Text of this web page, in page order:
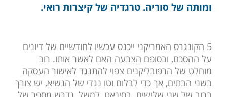
ומותה של סוריה. טרגדיה של קיצרות רואי.
5 הקונגרס האמריקני ייכנס עכשיו לחודשיים של דיונים
על ההסכם, ובסופם הצבעה האם לאשר אותו. רוב
מוחלט של הרפובליקנים צפוי להתנגד לאישור העסקה
בשני הבתים, אך כדי לבלום וטו נגדי של הנשיא, יש צורך